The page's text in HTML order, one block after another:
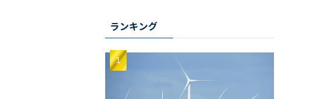
ランキング